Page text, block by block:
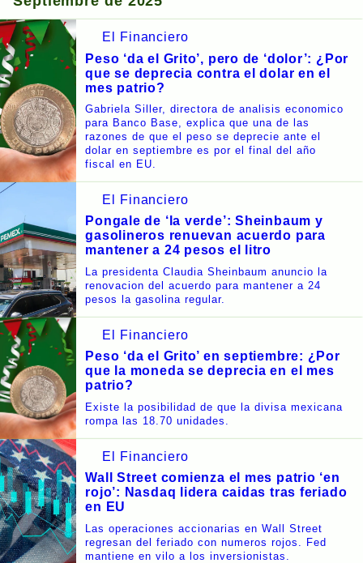
El Financiero
Peso ‘da el Grito’, pero de ‘dolor’: ¿Por
que se deprecia contra el dolar en el
mes patrio?
Gabriela Siller, directora de analisis economico
para Banco Base, explica que una de las
razones de que el peso se deprecie ante el
dolar en septiembre es por el final del año
fiscal en EU.
El Financiero
Pongale de ‘la verde’: Sheinbaum y
gasolineros renuevan acuerdo para
mantener a 24 pesos el litro
La presidenta Claudia Sheinbaum anuncio la
renovacion del acuerdo para mantener a 24
pesos la gasolina regular.
El Financiero
Peso ‘da el Grito’ en septiembre: ¿Por
que la moneda se deprecia en el mes
patrio?
Existe la posibilidad de que la divisa mexicana
rompa las 18.70 unidades.
El Financiero
Wall Street comienza el mes patrio ‘en
rojo’: Nasdaq lidera caidas tras feriado
en EU
Las operaciones accionarias en Wall Street
regresan del feriado con numeros rojos. Fed
mantiene en vilo a los inversionistas.